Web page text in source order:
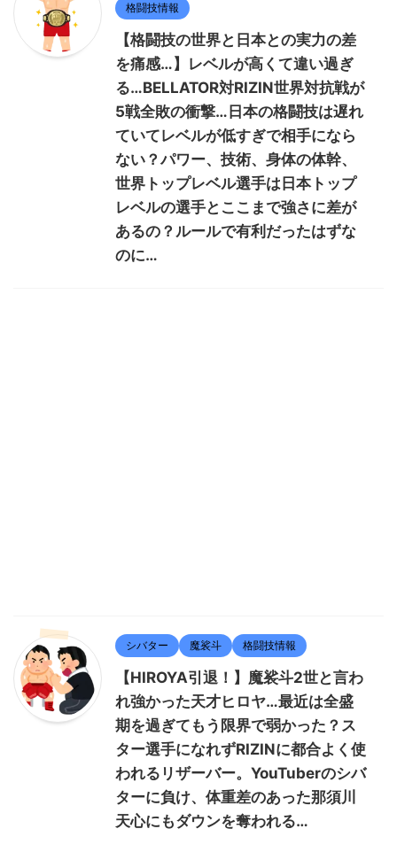
格闘技情報
【格闘技の世界と日本との実力の差
を痛感…】レベルが高くて違い過ぎ
る…BELLATOR対RIZIN世界対抗戦が
5戦全敗の衝撃…日本の格闘技は遅れ
ていてレベルが低すぎで相手になら
ない？パワー、技術、身体の体幹、
世界トップレベル選手は日本トップ
レベルの選手とここまで強さに差が
あるの？ルールで有利だったはずな
のに…
シバター 魔裟斗 格闘技情報
【HIROYA引退！】魔裟斗2世と言わ
れ強かった天才ヒロヤ…最近は全盛
期を過ぎてもう限界で弱かった？ス
ター選手になれずRIZINに都合よく使
われるリザーバー。YouTuberのシバ
ターに負け、体重差のあった那須川
天心にもダウンを奪われる…